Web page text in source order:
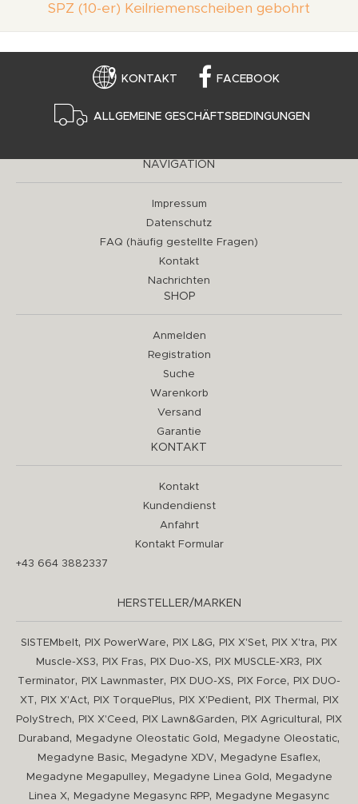
SPZ (10-er) Keilriemenscheiben gebohrt
KONTAKT FACEBOOK
ALLGEMEINE GESCHÄFTSBEDINGUNGEN
NAVIGATION
Impressum
Datenschutz
FAQ (häufig gestellte Fragen)
Kontakt
Nachrichten
SHOP
Anmelden
Registration
Suche
Warenkorb
Versand
Garantie
KONTAKT
Kontakt
Kundendienst
Anfahrt
Kontakt Formular
+43 664 3882337
HERSTELLER/MARKEN
SISTEMbelt, PIX PowerWare, PIX L&G, PIX X'Set, PIX X'tra,
PIX
Muscle-XS3, PIX Fras, PIX Duo-XS, PIX MUSCLE-XR3,
PIX
Terminator, PIX Lawnmaster, PIX DUO-XS, PIX Force,
PIX DUO-
XT, PIX X'Act, PIX TorquePlus, PIX X'Pedient, PIX Thermal ,
PIX
PolyStrech, PIX X'Ceed , PIX Lawn&Garden, PIX Agricultural ,
PIX
Duraband , Megadyne Oleostatic Gold , Megadyne Oleostatic,
Megadyne Basic, Megadyne XDV, Megadyne Esaflex,
Megadyne Megapulley, Megadyne Linea Gold ,
Megadyne
Linea X, Megadyne Megasync RPP, Megadyne Megasync